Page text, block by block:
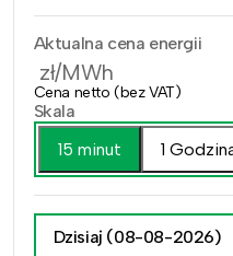
Aktualna cena energii
zł/MWh
Cena netto (bez VAT)
Skala
15 minut
1
Dzisiaj (08-08-2026)